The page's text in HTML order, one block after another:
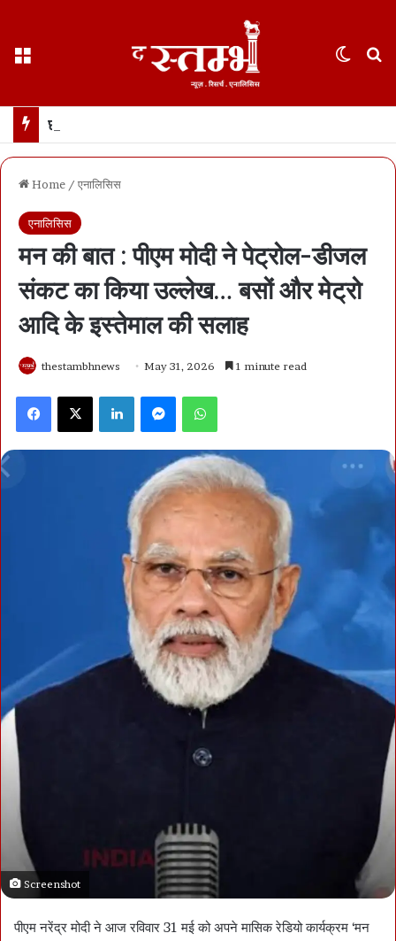
Home / एनालिसिस
एनालिसिस
मन की बात : पीएम मोदी ने पेट्रोल-डीजल
संकट का किया उल्लेख… बसों और मेट्रो
आदि के इस्तेमाल की सलाह
thestambhnews May 31, 2026 1 minute read
Facebook X LinkedIn
Screenshot
पीएम नरेंद्र मोदी ने आज रविवार 31 मई को अपने मासिक रेडियो कार्यक्रम ‘मन